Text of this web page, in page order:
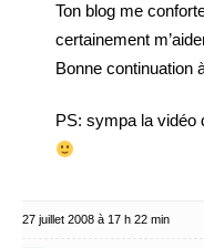
Ton blog me
certainement
Bonne continuation
PS: sympa la vidéo
27 juillet 2008 à 17 h 22 min